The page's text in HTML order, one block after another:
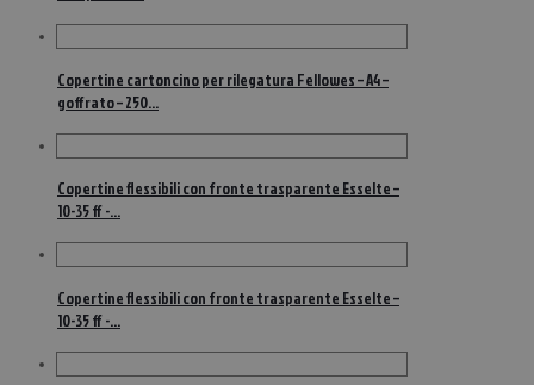
Copertine cartoncino per rilegatura Fellowes – A4 –
goffrato – 250…
Copertine flessibili con fronte trasparente Esselte –
10-35 ff -…
Copertine flessibili con fronte trasparente Esselte –
10-35 ff -…